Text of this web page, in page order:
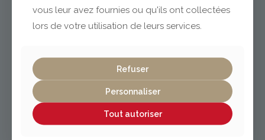
Vichy / Cusset
04 70 97 56 39
cusset@gabriel-sa.fr
vous leur avez fournies ou qu'ils ont collectées
lors de votre utilisation de leurs services.
Refuser
Personnaliser
Tout autoriser